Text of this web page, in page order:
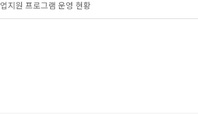
지원 프로그램 운영 현황